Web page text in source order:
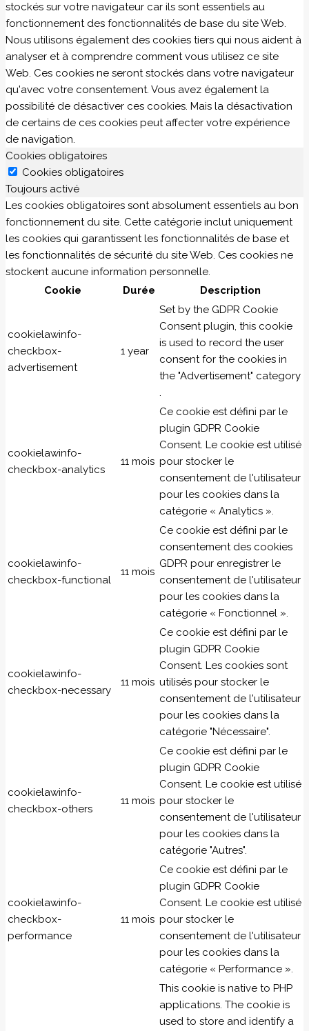
stockés sur votre navigateur car ils sont essentiels au
fonctionnement des fonctionnalités de base du site Web.
Nous utilisons également des cookies tiers qui nous aident à
analyser et à comprendre comment vous utilisez ce site
Web. Ces cookies ne seront stockés dans votre navigateur
qu'avec votre consentement. Vous avez également la
possibilité de désactiver ces cookies. Mais la désactivation
de certains de ces cookies peut affecter votre expérience
de navigation.
Cookies obligatoires
Cookies obligatoires
Toujours activé
Les cookies obligatoires sont absolument essentiels au bon
fonctionnement du site. Cette catégorie inclut uniquement
les cookies qui garantissent les fonctionnalités de base et
les fonctionnalités de sécurité du site Web. Ces cookies ne
stockent aucune information personnelle.
Cookie
Durée Description
cookielawinfo-
checkbox-
advertisement
1 year
Set by the GDPR Cookie
Consent plugin, this cookie
is used to record the user
consent for the cookies in
the "Advertisement" category
.
cookielawinfo-
checkbox-analytics
11 mois
Ce cookie est défini par le
plugin GDPR Cookie
Consent. Le cookie est utilisé
pour stocker le
consentement de l'utilisateur
pour les cookies dans la
catégorie « Analytics ».
cookielawinfo-
checkbox-functional
11 mois
Ce cookie est défini par le
consentement des cookies
GDPR pour enregistrer le
consentement de l'utilisateur
pour les cookies dans la
catégorie « Fonctionnel ».
cookielawinfo-
checkbox-necessary
11 mois
Ce cookie est défini par le
plugin GDPR Cookie
Consent. Les cookies sont
utilisés pour stocker le
consentement de l'utilisateur
pour les cookies dans la
catégorie "Nécessaire".
cookielawinfo-
checkbox-others
11 mois
Ce cookie est défini par le
plugin GDPR Cookie
Consent. Le cookie est utilisé
pour stocker le
consentement de l'utilisateur
pour les cookies dans la
catégorie "Autres".
cookielawinfo-
checkbox-
performance
11 mois
Ce cookie est défini par le
plugin GDPR Cookie
Consent. Le cookie est utilisé
pour stocker le
consentement de l'utilisateur
pour les cookies dans la
catégorie « Performance ».
This cookie is native to PHP
applications. The cookie is
used to store and identify a